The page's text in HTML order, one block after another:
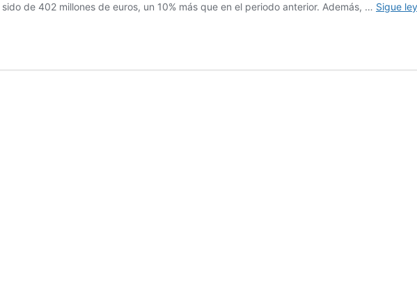
de 402 millones de euros, un 10% más que en el periodo anterior. Además, … Sigue